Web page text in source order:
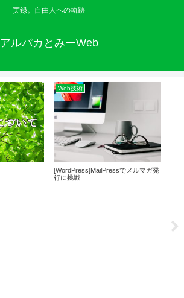
実録。自由人への軌跡
アルパカとみーWeb
Web技術
[WordPress]MailPressでメルマガ発
行に挑戦